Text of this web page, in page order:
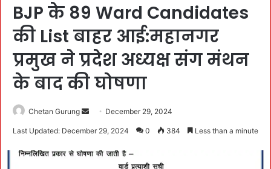
BJP के 89 Ward Candidates
की List बाहर आई:महानगर
प्रमुख ने प्रदेश अध्यक्ष संग मंथन
के बाद की घोषणा
Chetan Gurung
d
December 29, 2024
Last Updated: December 29, 2024 0 384 Less than a minute